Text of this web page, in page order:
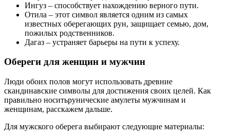
Ингуз – способствует нахождению верного пути.
Отила – этот символ является одним из самых
известных оберегающих рун, защищает семью, дом,
пожилых родственников.
Дагаз – устраняет барьеры на пути к успеху.
Обереги для женщин и мужчин
Люди обоих полов могут использовать древние
скандинавские символы для достижения своих целей. Как
правильно носитьрунические амулеты мужчинам и
женщинам, расскажем дальше.
Для мужского оберега выбирают следующие материалы: